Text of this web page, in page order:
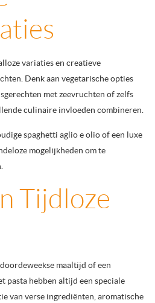
variaties en creatieve
Denk aan vegetarische opties
met zeevruchten of zelfs
culinaire invloeden combineren.
spaghetti aglio e olio of een luxe
mogelijkheden om te
Tijdloze
maaltijd of een
pasta hebben altijd een speciale
van verse ingrediënten, aromatische